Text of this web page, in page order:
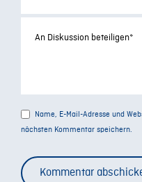
Name, E-Mail-Adresse und
nächsten Kommentar speichern.